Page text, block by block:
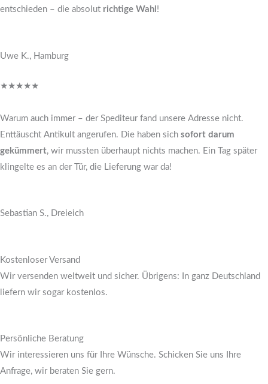
entschieden – die absolut richtige Wahl !
Uwe K., Hamburg
★★★★★
Warum auch immer – der Spediteur fand unsere Adresse nicht.
Enttäuscht Antikult angerufen. Die haben sich sofort darum
gekümmert, wir mussten überhaupt nichts machen. Ein Tag später
klingelte es an der Tür, die Lieferung war da!
Sebastian S., Dreieich
Kostenloser Versand
Wir versenden weltweit und sicher. Übrigens: In ganz Deutschland
liefern wir sogar kostenlos.
Persönliche Beratung
Wir interessieren uns für Ihre Wünsche. Schicken Sie uns Ihre
Anfrage, wir beraten Sie gern.